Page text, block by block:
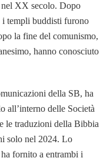
nel XX secolo. Dopo
templi buddisti furono
la fine del comunismo,
hanno conosciuto
della SB, ha
all’interno delle Società
le traduzioni della Bibbia
solo nel 2024. Lo
fornito a entrambi i